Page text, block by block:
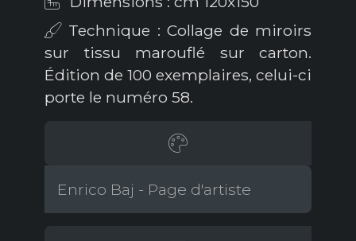
Technique : Collage de miroirs
sur tissu marouflé sur carton.
Édition de 100 exemplaires, celui-ci
porte le numéro 58.
Enrico Baj - Page d'artiste